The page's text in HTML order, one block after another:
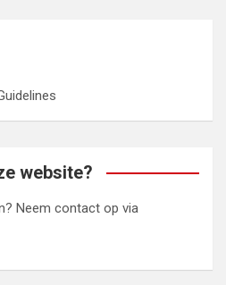
website?
Neem contact op via